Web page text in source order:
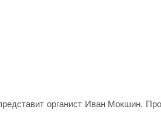
органист Иван Мокшин.